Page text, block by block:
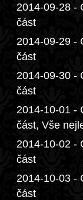
2014-09-28 -
část
2014-09-29 -
část
2014-09-30 -
část
2014-10-01 -
část, Vše
2014-10-02 -
část
2014-10-03 -
část